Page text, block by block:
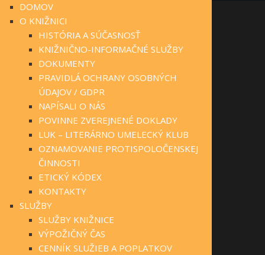
DOMOV
O KNIŽNICI
HISTÓRIA A SÚČASNOSŤ
KNIŽNIČNO-INFORMAČNÉ SLUŽBY
DOKUMENTY
PRAVIDLÁ OCHRANY OSOBNÝCH
ÚDAJOV / GDPR
NAPÍSALI O NÁS
POVINNE ZVEREJNENÉ DOKLADY
LUK – LITERÁRNO UMELECKÝ KLUB
OZNAMOVANIE PROTISPOLOČENSKEJ
ČINNOSTI
ETICKÝ KÓDEX
KONTAKTY
SLUŽBY
SLUŽBY KNIŽNICE
VÝPOŽIČNÝ ČAS
CENNÍK SLUŽIEB A POPLATKOV